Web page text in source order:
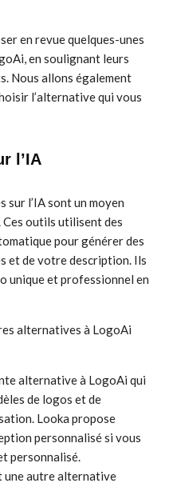
en revue quelques-unes
en soulignant leurs
Nous allons également
l’alternative qui vous
l’IA
sur l’IA sont un moyen
outils utilisent des
pour générer des
et de votre description. Ils
unique et professionnel en
alternatives à LogoAi
alternative à LogoAi qui
de logos et de
Looka propose
personnalisé si vous
personnalisé.
une autre alternative